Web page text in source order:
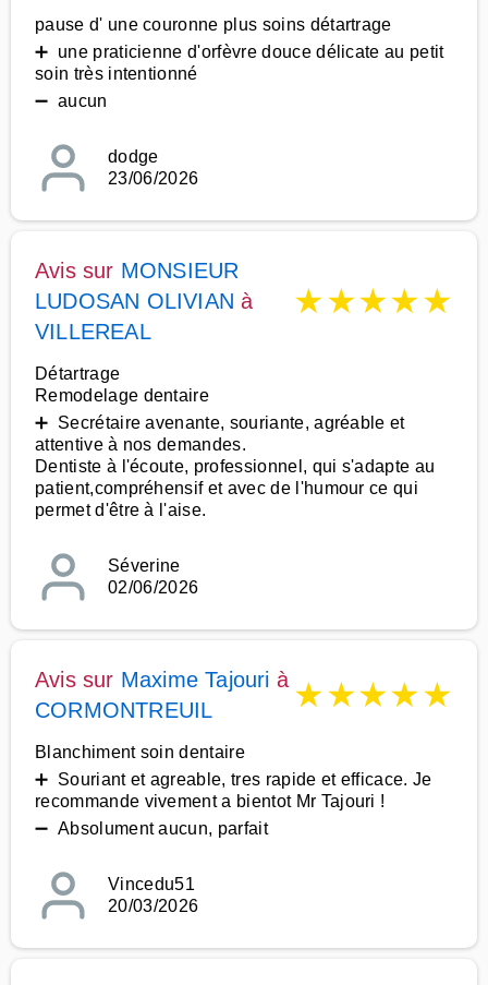
pause d' une couronne plus soins détartrage
➕ une praticienne d'orfèvre douce délicate au petit
soin très intentionné
➖ aucun
dodge
23/06/2026
Avis sur MONSIEUR
LUDOSAN OLIVIAN à
VILLEREAL
★★★★★
Détartrage
Remodelage dentaire
➕ Secrétaire avenante, souriante, agréable et
attentive à nos demandes.
Dentiste à l'écoute, professionnel, qui s'adapte au
patient,compréhensif et avec de l'humour ce qui
permet d'être à l'aise.
Séverine
02/06/2026
Avis sur Maxime Tajouri à
CORMONTREUIL
★★★★★
Blanchiment soin dentaire
➕ Souriant et agreable, tres rapide et efficace. Je
recommande vivement a bientot Mr Tajouri !
➖ Absolument aucun, parfait
Vincedu51
20/03/2026